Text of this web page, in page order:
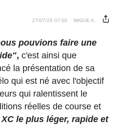
27/07/26 07:00 MIGUE A.
pouvions faire une
, c'est ainsi que
la présentation de sa
qui est né avec l'objectif
qui ralentissent le
réelles de course et
le plus léger, rapide et